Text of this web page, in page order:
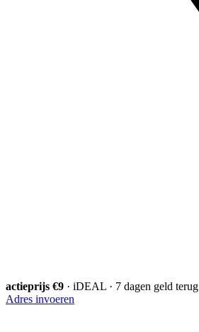
actieprijs €9 · iDEAL · 7 dagen geld terug
Adres invoeren